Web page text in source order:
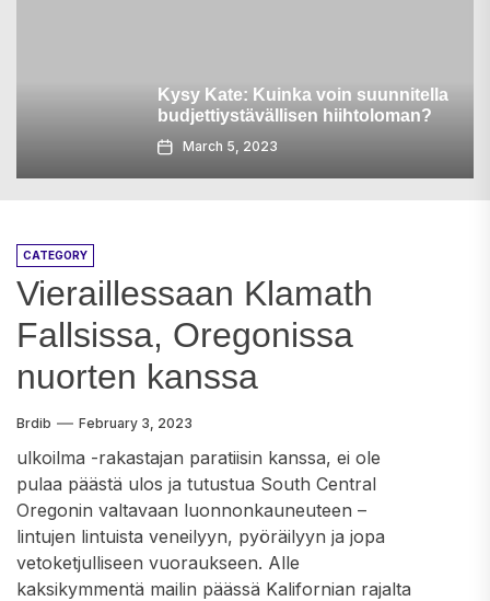
Kysy Kate: Kuinka voin suunnitella
budjettiystävällisen hiihtoloman?
CATEGORY
Vieraillessaan Klamath
Fallsissa, Oregonissa
nuorten kanssa
Brdib February 3, 2023
ulkoilma -rakastajan paratiisin kanssa, ei ole
pulaa päästä ulos ja tutustua South Central
Oregonin valtavaan luonnonkauneuteen –
lintujen lintuista veneilyyn, pyöräilyyn ja jopa
vetoketjulliseen vuoraukseen. Alle
kaksikymmentä mailin päässä Kalifornian rajalta